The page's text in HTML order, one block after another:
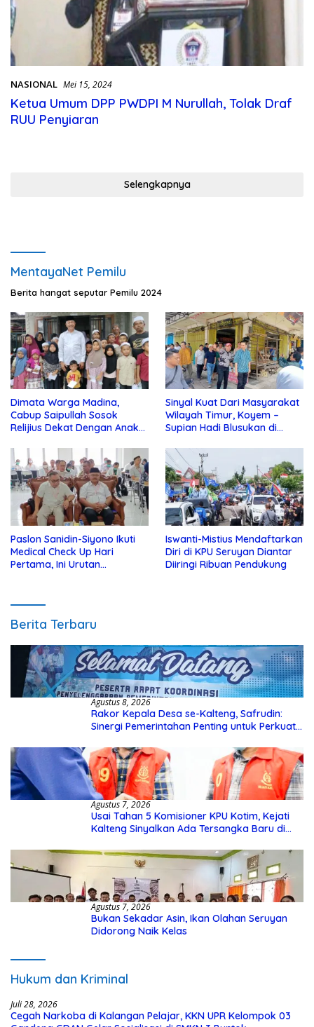
NASIONAL Mei 15, 2024
Ketua Umum DPP PWDPI M Nurullah, Tolak Draf
RUU Penyiaran
Selengkapnya
MentayaNet Pemilu
Berita hangat seputar Pemilu 2024
Dimata Warga Madina,
Cabup Saipullah Sosok
Relijius Dekat Dengan Anak
Sinyal Kuat Dari Masyarakat
Wilayah Timur, Koyem –
Supian Hadi Blusukan di
Paslon Sanidin-Siyono Ikuti
Medical Check Up Hari
Pertama, Ini Urutan
Iswanti-Mistius Mendaftarkan
Diri di KPU Seruyan Diantar
Diiringi Ribuan Pendukung
Berita Terbaru
Agustus 8, 2026
Rakor Kepala Desa se-Kalteng, Safrudin:
Sinergi Pemerintahan Penting untuk Perkuat
Agustus 7, 2026
Usai Tahan 5 Komisioner KPU Kotim, Kejati
Kalteng Sinyalkan Ada Tersangka Baru di
Agustus 7, 2026
Bukan Sekadar Asin, Ikan Olahan Seruyan
Didorong Naik Kelas
Hukum dan Kriminal
Juli 28, 2026
Cegah Narkoba di Kalangan Pelajar, KKN UPR Kelompok 03